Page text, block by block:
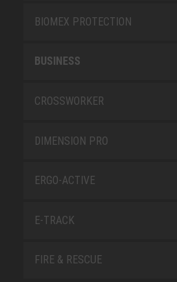
BIOMEX PROTECTION
BUSINESS
CROSSWORKER
DIMENSION PRO
ERGO-ACTIVE
E-TRACK
FIRE & RESCUE